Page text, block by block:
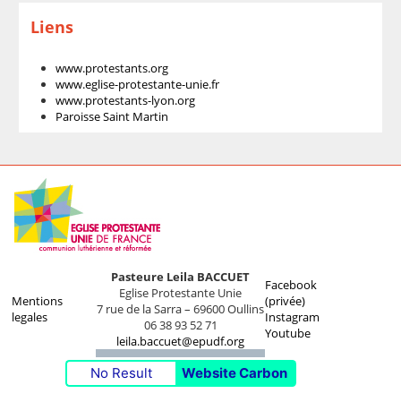
Liens
www.protestants.org
www.eglise-protestante-unie.fr
www.protestants-lyon.org
Paroisse Saint Martin
Mentions
legales
Pasteure Leila BACCUET
Eglise Protestante Unie
7 rue de la Sarra – 69600 Oullins
06 38 93 52 71
leila.baccuet@epudf.org
Facebook
(privée)
Instagram
Youtube
No Result Website Carbon